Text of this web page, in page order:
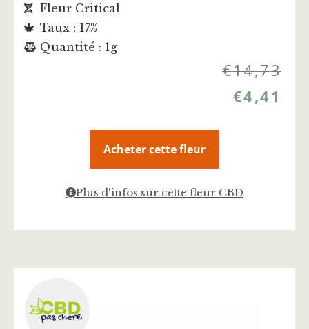
Fleur Critical
Taux : 17%
Quantité : 1g
€14,73
€4,41
Acheter cette fleur
Plus d'infos sur cette fleur CBD